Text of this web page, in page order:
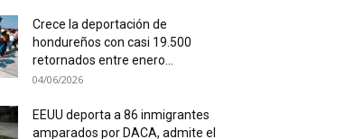
Crece la deportación de
hondureños con casi 19.500
retornados entre enero...
04/06/2026
EEUU deporta a 86 inmigrantes
amparados por DACA, admite el